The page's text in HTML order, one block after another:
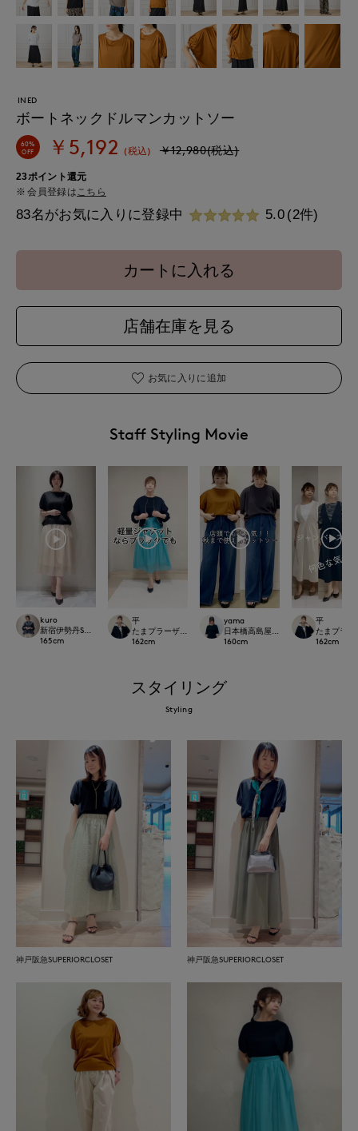
INED
ボートネックドルマンカットソー
60%
OFF ￥5,192 (税込) ￥12,980(税込)
23ポイント還元
会員登録は こちら
83名がお気に入りに登録中 5.0 (2件)
カートに入れる
店舗在庫を見る
お気に入りに追加
Staff Styling Movie
kuro
新宿伊勢丹SUPERIOR CLOSET
165cm
平
たまプラーザ東急I.T.'S.international
162cm
yama
日本橋高島屋SC SUPERIOR CLOSET
160cm
平
たまプラ
162cm
スタイリング
Styling
神戸阪急SUPERIORCLOSET 神戸阪急SUPERIORCLOSET